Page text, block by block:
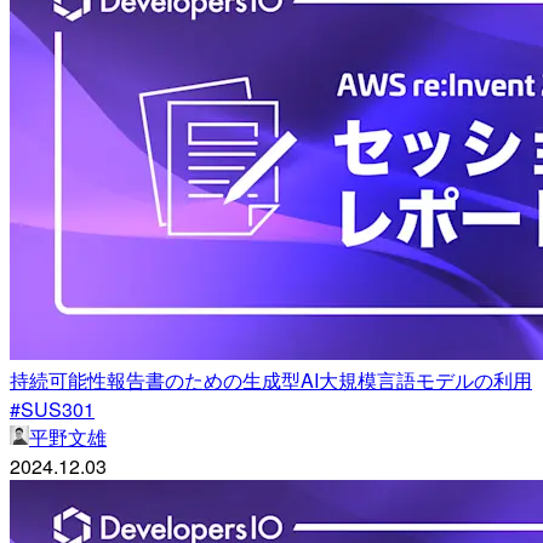
持続可能性報告書のための生成型AI大規模言語モデルの利用
#SUS301
平野文雄
2024.12.03